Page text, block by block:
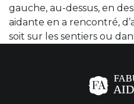
gauche, au-dessus, en
aidante en a rencontré,
soit sur les sentiers ou